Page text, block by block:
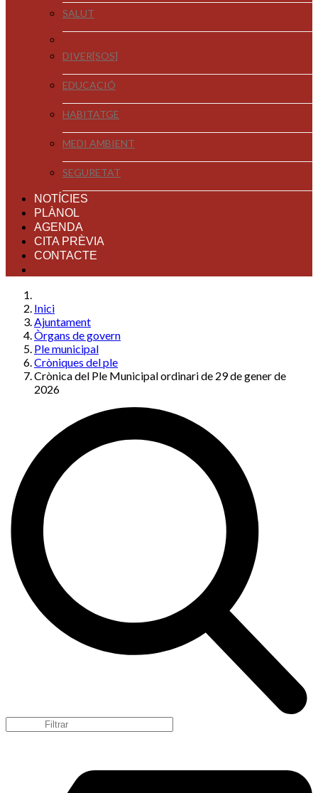
SALUT
DIVER[SOS]
EDUCACIÓ
HABITATGE
MEDI AMBIENT
SEGURETAT
NOTÍCIES
PLÀNOL
AGENDA
CITA PRÈVIA
CONTACTE
Inici
Ajuntament
Òrgans de govern
Ple municipal
Cròniques del ple
Crònica del Ple Municipal ordinari de 29 de gener de
2026